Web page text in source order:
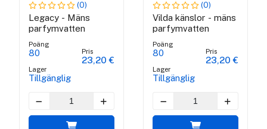
(0)
Legacy - Mäns
parfymvatten
Poäng
80
Lager
Tillgänglig
Pris
23,20 €
(0)
Vilda känslor - mäns
parfymvatten
Poäng
80
Lager
Tillgänglig
Pris
23,20 €